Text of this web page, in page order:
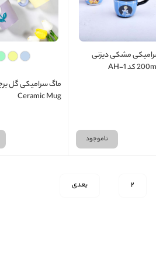
مشکی دیزنی
ناموجود
ماگ سرامیکی گل
Ceramic Mug
2 بعدی